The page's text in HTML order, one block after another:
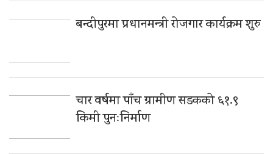
बन्दीपुरमा प्रधानमन्त्री रोजगार कार्यक्रम शुरु
चार वर्षमा पाँच ग्रामीण सडकको ६१.९
किमी पुनःनिर्माण